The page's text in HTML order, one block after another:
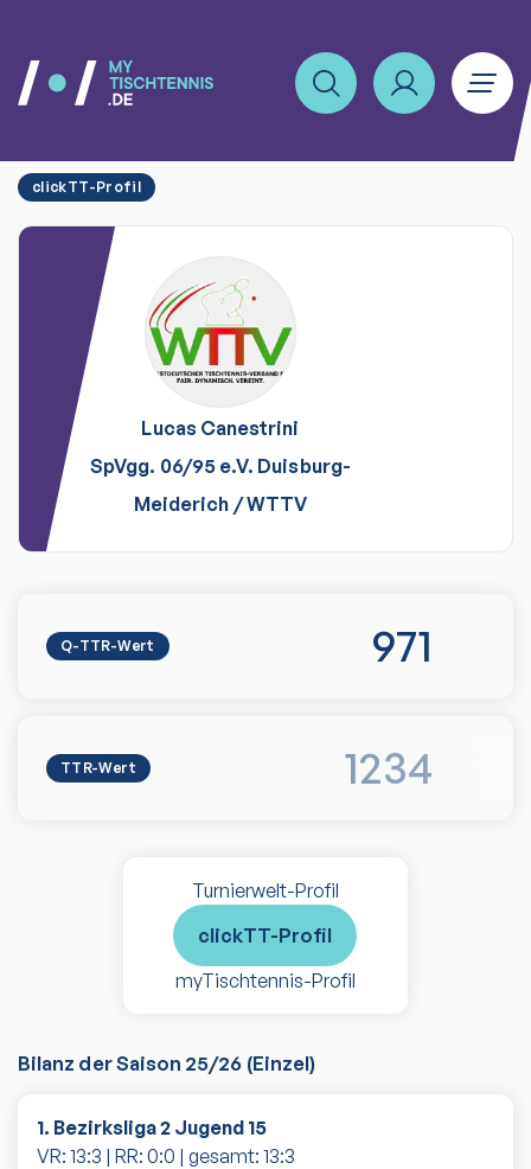
clickTT-Profil
Lucas Canestrini
SpVgg. 06/95 e.V. Duisburg-
Meiderich /WTTV
Q-TTR-Wert 971
TTR-Wert 1234
Turnierwelt-Profil
clickTT-Profil
myTischtennis-Profil
Bilanz der Saison 25/26 (Einzel)
1. Bezirksliga 2 Jugend 15
VR: 13:3 | RR: 0:0 | gesamt: 13:3